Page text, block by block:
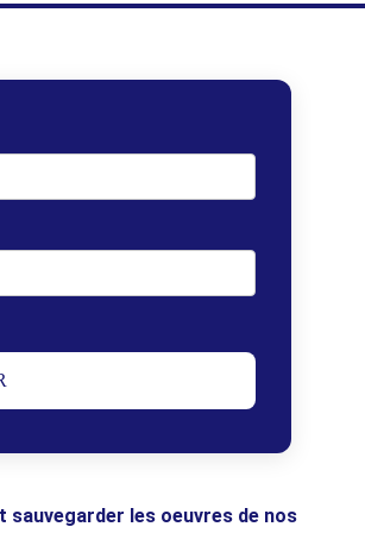
les oeuvres de nos